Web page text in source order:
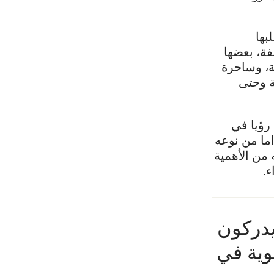
بعضها
وساحرة
وحتى
رؤيا في
من نوعه
الأهمية
في